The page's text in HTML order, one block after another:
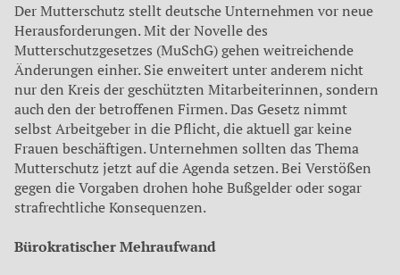
Der Mutterschutz stellt deutsche Unternehmen vor neue
Heraus­forderungen. Mit der Novelle des
Mutterschutzgesetzes (MuSchG) gehen weitreichende
Änderungen einher. Sie enweitert unter anderem nicht
nur den Kreis der geschützten Mitarbeiterinnen, sondern
auch den der betroffenen Firmen. Das Gesetz nimmt
selbst Arbeitgeber in die Pflicht, die aktuell gar keine
Frauen beschäftigen. Unternehmen sollten das Thema
Mutterschutz jetzt auf die Agenda setzen. Bei Verstößen
gegen die Vorgaben drohen hohe Bußgelder oder sogar
strafrechtliche Konsequenzen.
Bürokratischer Mehraufwand